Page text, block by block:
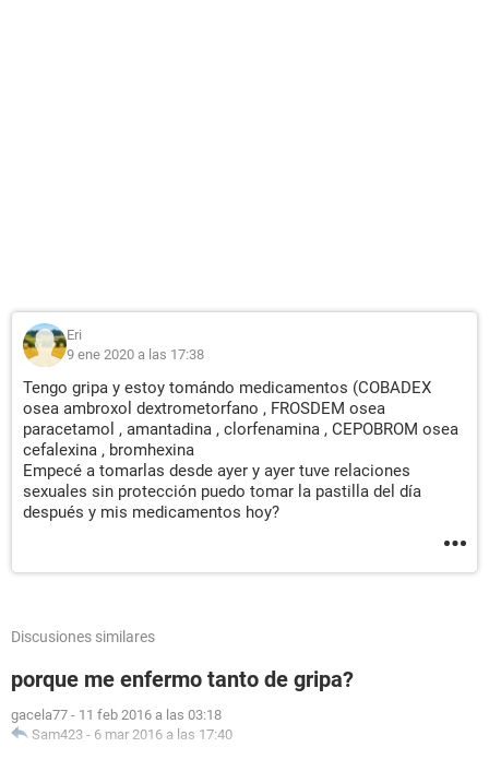
Eri
9 ene 2020 a las 17:38
Tengo gripa y estoy tomándo medicamentos (COBADEX
osea ambroxol dextrometorfano , FROSDEM osea
paracetamol , amantadina , clorfenamina , CEPOBROM osea
cefalexina , bromhexina
Empecé a tomarlas desde ayer y ayer tuve relaciones
sexuales sin protección puedo tomar la pastilla del día
después y mis medicamentos hoy?
Discusiones similares
porque me enfermo tanto de gripa?
gacela77 - 11 feb 2016 a las 03:18
Sam423 - 6 mar 2016 a las 17:40